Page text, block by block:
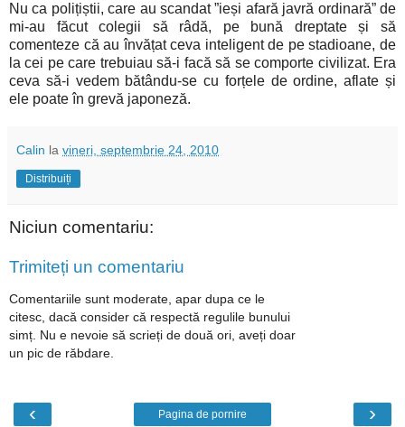
Nu ca polițiștii, care au scandat ”ieși afară javră ordinară” de
mi-au făcut colegii să râdă, pe bună dreptate și să
comenteze că au învățat ceva inteligent de pe stadioane, de
la cei pe care trebuiau să-i facă să se comporte civilizat. Era
ceva să-i vedem bătându-se cu forțele de ordine, aflate și
ele poate în grevă japoneză.
Calin la vineri, septembrie 24, 2010
Distribuiți
Niciun comentariu:
Trimiteți un comentariu
Comentariile sunt moderate, apar dupa ce le
citesc, dacă consider că respectă regulile bunului
simț. Nu e nevoie să scrieți de două ori, aveți doar
un pic de răbdare.
‹ ›
Pagina de pornire